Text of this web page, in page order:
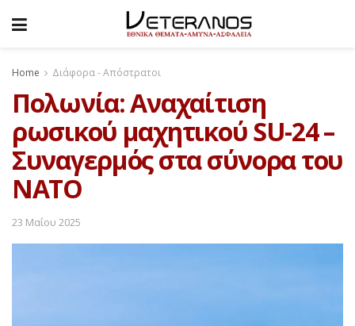
Home Διάφορα - Απόστρατοι
Πολωνία: Aναχαίτιση
ρωσικού μαχητικού SU-24 –
Συναγερμός στα σύνορα του
ΝΑΤΟ
23 Μαΐου 2025